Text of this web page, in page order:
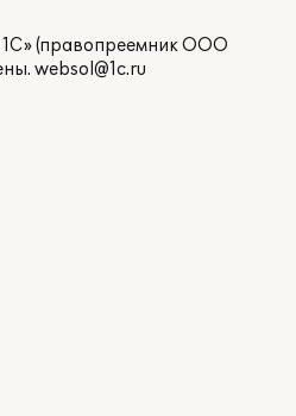
(правопреемник ООО
websol@1c.ru